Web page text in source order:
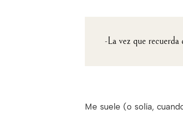
-La vez que
Me suele (o solía,